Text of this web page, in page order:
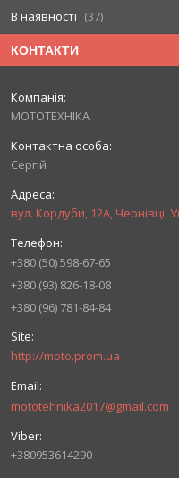
В наявності
37
КОНТАКТИ
МОТОТЕХНІКА
Сергій
вул. Кордуби, 12А, Чернівці,
+380 (50) 598-67-65
+380 (93) 826-18-08
+380 (96) 781-84-84
http://moto.prom.ua
mototehnika2017@gmail.com
+380953614290